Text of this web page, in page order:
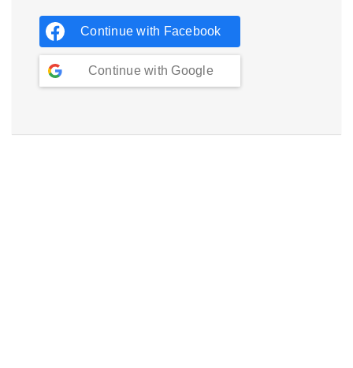
Continue with Facebook
Continue with Google